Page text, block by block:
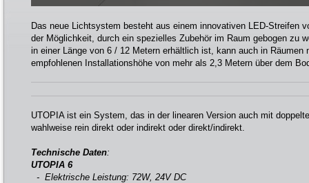
Das neue Lichtsystem besteht aus einem innovativen LED-Streifen
der Möglichkeit, durch ein spezielles Zubehör im Raum gebogen zu
in einer Länge von 6 / 12 Metern erhältlich ist, kann auch in Räumen
empfohlenen Installationshöhe von mehr als 2,3 Metern über dem
UTOPIA ist ein System, das in der linearen Version auch mit
wahlweise rein direkt oder indirekt oder direkt/indirekt.
Technische Daten:
UTOPIA 6
- Elektrische Leistung: 72W, 24V DC